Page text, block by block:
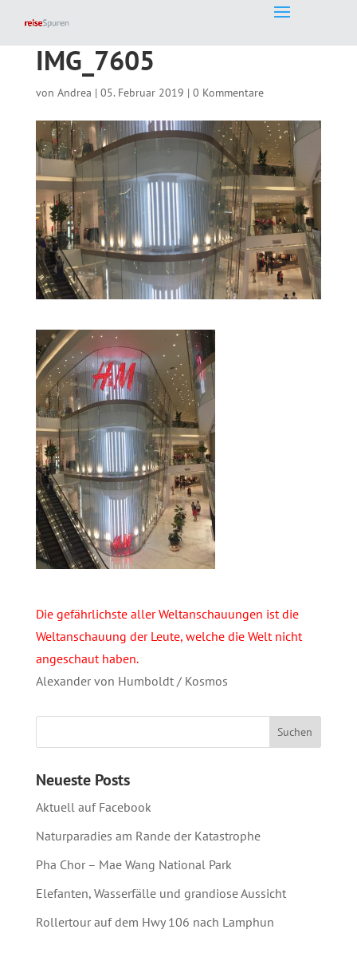
IMG_7605
von Andrea | 05. Februar 2019 | 0 Kommentare
Die gefährlichste aller Weltanschauungen ist die
Weltanschauung der Leute, welche die Welt nicht
angeschaut haben.
Alexander von Humboldt / Kosmos
Neueste Posts
Aktuell auf Facebook
Naturparadies am Rande der Katastrophe
Pha Chor – Mae Wang National Park
Elefanten, Wasserfälle und grandiose Aussicht
Rollertour auf dem Hwy 106 nach Lamphun